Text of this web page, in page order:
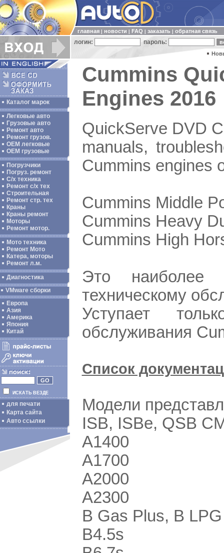
главная новости FAQ заказать обратная связь
логин: пароль:
Каталог марок
Легковые авто
Грузовые авто
Ремонт авто
Ремонт грузов.
ОЕМ легковые
OEM грузовые
Погрузчики
Погруз. ремонт
С/х техника
Ремонт с/х тех
Строительная
Ремонт стр. тех
Краны
Краны ремонт
Моторы
Ремонт мотор.
Мото техника
Ремонт Мото
Катера, моторы
Ремонт л.м.
Диагностика
VMware сборки
Европа
Азия
Америка
Япония
Китай
ИСКАТЬ ВЕЗДЕ
для печати
Карта сайта
Авто ссылки
Cummins
Engines 2016
QuickServe DVD
manuals,
Cummins engines
Cummins Middle
Cummins Heavy
Cummins High
Это
техническому
Уступает
обслуживания
Список
Модели
ISB, ISBe, QSB
A1400
A1700
A2000
A2300
B Gas Plus, B
B4.5s